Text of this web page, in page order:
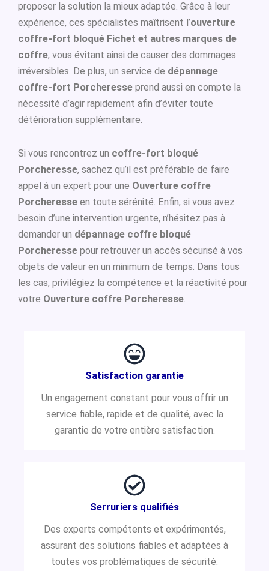
proposer la solution la mieux adaptée. Grâce à leur
expérience, ces spécialistes maîtrisent l’ouverture
coffre-fort bloqué Fichet et autres marques de
coffre, vous évitant ainsi de causer des dommages
irréversibles. De plus, un service de dépannage
coffre-fort Porcheresse prend aussi en compte la
nécessité d’agir rapidement afin d’éviter toute
détérioration supplémentaire.
Si vous rencontrez un coffre-fort bloqué
Porcheresse, sachez qu’il est préférable de faire
appel à un expert pour une Ouverture coffre
Porcheresse en toute sérénité. Enfin, si vous avez
besoin d’une intervention urgente, n’hésitez pas à
demander un dépannage coffre bloqué
Porcheresse pour retrouver un accès sécurisé à vos
objets de valeur en un minimum de temps. Dans tous
les cas, privilégiez la compétence et la réactivité pour
votre Ouverture coffre Porcheresse.
Satisfaction garantie
Un engagement constant pour vous offrir un
service fiable, rapide et de qualité, avec la
garantie de votre entière satisfaction.
Serruriers qualifiés
Des experts compétents et expérimentés,
assurant des solutions fiables et adaptées à
toutes vos problématiques de sécurité.